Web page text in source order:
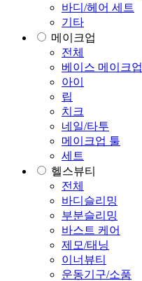
바디/헤어 세트
기타
메이크업
전체
베이스 메이크업
아이
립
치크
네일/타투
메이크업 툴
세트
헬스뷰티
전체
바디슬리밍
부분슬리밍
바스트 케어
제모/태닝
이너뷰티
운동기구/소품